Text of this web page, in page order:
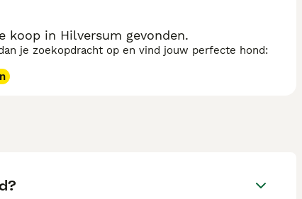
koop in Hilversum gevonden.
je zoekopdracht op en vind jouw perfecte hond: